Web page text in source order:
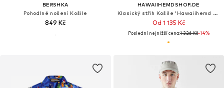
BERSHKA
Pohodlné nošení Košile
849 Kč
HAWAIIHEMDSHOP.DE
Klasický střih Košile 'Hawaiihemd Surfer's Paradise'
Od 1 135 Kč
Poslední nejnižší cena:1 326 Kč-14%